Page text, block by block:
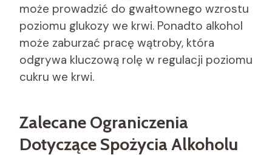
może prowadzić do gwałtownego wzrostu
poziomu glukozy we krwi. Ponadto alkohol
może zaburzać pracę wątroby, która
odgrywa kluczową rolę w regulacji poziomu
cukru we krwi.
Zalecane Ograniczenia
Dotyczące Spożycia Alkoholu